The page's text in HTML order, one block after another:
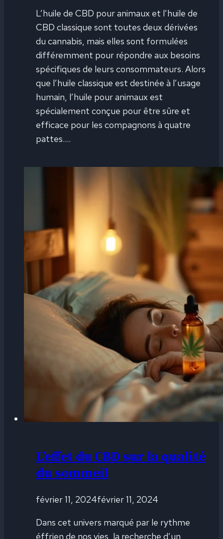
L’huile de CBD pour animaux et l’huile de
CBD classique sont toutes deux dérivées
du cannabis, mais elles sont formulées
différemment pour répondre aux besoins
spécifiques de leurs consommateurs. Alors
que l’huile classique est destinée à l’usage
humain, l’huile pour animaux est
spécialement conçue pour être sûre et
efficace pour les compagnons à quatre
pattes….
L’effet du CBD sur la qualité
du sommeil
février 11, 2024février 11, 2024
Dans cet univers marqué par le rythme
éffrien de nos vies, la recherche d’un